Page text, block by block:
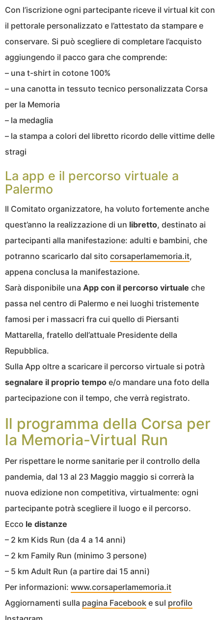
Con l’iscrizione ogni partecipante riceve il virtual kit con
il pettorale personalizzato e l’attestato da stampare e
conservare. Si può scegliere di completare l’acquisto
aggiungendo il pacco gara che comprende:
– una t-shirt in cotone 100%
– una canotta in tessuto tecnico personalizzata Corsa
per la Memoria
– la medaglia
– la stampa a colori del libretto ricordo delle vittime delle
stragi
La app e il percorso virtuale a
Palermo
Il Comitato organizzatore, ha voluto fortemente anche
quest’anno la realizzazione di un libretto, destinato ai
partecipanti alla manifestazione: adulti e bambini, che
potranno scaricarlo dal sito corsaperlamemoria.it,
appena conclusa la manifestazione.
Sarà disponibile una App con il percorso virtuale che
passa nel centro di Palermo e nei luoghi tristemente
famosi per i massacri fra cui quello di Piersanti
Mattarella, fratello dell’attuale Presidente della
Repubblica.
Sulla App oltre a scaricare il percorso virtuale si potrà
segnalare il proprio tempo e/o mandare una foto della
partecipazione con il tempo, che verrà registrato.
Il programma della Corsa per
la Memoria-Virtual Run
Per rispettare le norme sanitarie per il controllo della
pandemia, dal 13 al 23 Maggio maggio si correrà la
nuova edizione non competitiva, virtualmente: ogni
partecipante potrà scegliere il luogo e il percorso.
Ecco le distanze
– 2 km Kids Run (da 4 a 14 anni)
– 2 km Family Run (minimo 3 persone)
– 5 km Adult Run (a partire dai 15 anni)
Per informazioni: www.corsaperlamemoria.it
Aggiornamenti sulla pagina Facebook e sul profilo